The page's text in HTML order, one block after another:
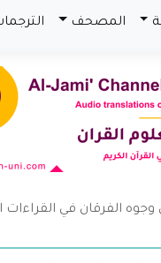
المصحف
الفرقان في القراءات